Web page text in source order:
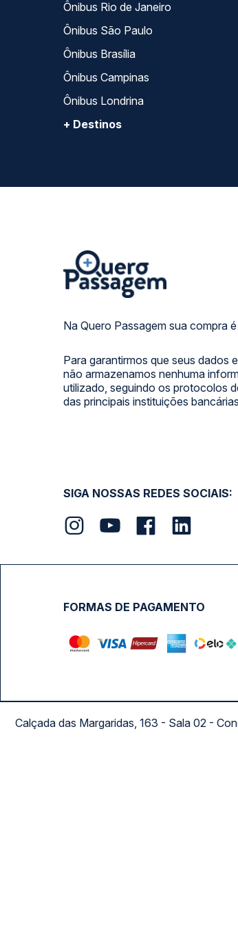
Ônibus Rio de Janeiro
Ônibus São Paulo
Ônibus Brasília
Ônibus Campinas
Ônibus Londrina
+ Destinos
Na Quero Passagem sua compra
Para garantirmos que seus dados
não armazenamos nenhuma
utilizado, seguindo os protocolos
das principais instituições
SIGA NOSSAS REDES SOCIAIS:
FORMAS DE PAGAMENTO
Calçada das Margaridas, 163 - Sala 02 -